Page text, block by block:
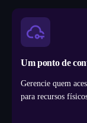
Um ponto de
Gerencie quem
para recursos